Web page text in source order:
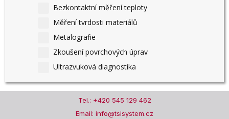
Bezkontaktní měření teploty
Měření tvrdosti materiálů
Metalografie
Zkoušení povrchových úprav
Ultrazvuková diagnostika
Tel.: +420 545 129 462
Email: info@tsisystem.cz